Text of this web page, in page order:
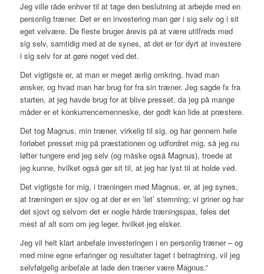
Jeg ville råde enhver til at tage den beslutning at arbejde med en
personlig træner. Det er en investering man gør i sig selv og i sit
eget velvære. De fleste bruger årevis på at være utilfreds med
sig selv, samtidig med at de synes, at det er for dyrt at investere
i sig selv for at gøre noget ved det.
Det vigtigste er, at man er meget ærlig omkring, hvad man
ønsker, og hvad man har brug for fra sin træner. Jeg sagde fx fra
starten, at jeg havde brug for at blive presset, da jeg på mange
måder er et konkurrencemenneske, der godt kan lide at præstere.
Det tog Magnus, min træner, virkelig til sig, og har gennem hele
forløbet presset mig på præstationen og udfordret mig, så jeg nu
løfter tungere end jeg selv (og måske også Magnus), troede at
jeg kunne, hvilket også gør sit til, at jeg har lyst til at holde ved.
Det vigtigste for mig, i træningen med Magnus, er, at jeg synes,
at træningen er sjov og at der er en ’let’ stemning; vi griner og har
det sjovt og selvom det er nogle hårde træningspas, føles det
mest af alt som om jeg leger, hvilket jeg elsker.
Jeg vil helt klart anbefale investeringen i en personlig træner – og
med mine egne erfaringer og resultater taget i betragtning, vil jeg
selvfølgelig anbefale at lade den træner være Magnus.”